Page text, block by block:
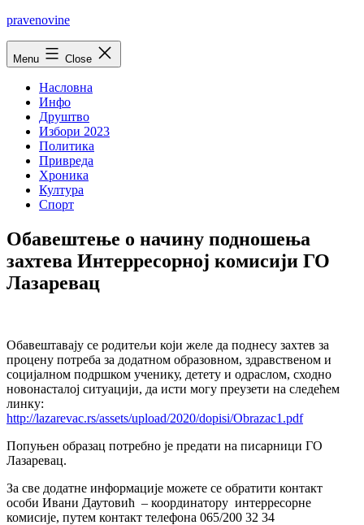
Skip
pravenovine
Menu Close
Насловна
Инфо
Друштво
Избори 2023
Политика
Привреда
Хроника
Култура
Спорт
Обавештење о начину подношења
захтева Интерресорној комисији ГО
Лазаревац
Обавештавају се родитељи који желе да поднесу захтев за
процену потреба за додатном образовном, здравственом и
социјалном подршком ученику, детету и одраслом, сходно
новонасталој ситуацији, да исти могу преузети на следећем
линку:
http://lazarevac.rs/assets/upload/2020/dopisi/Obrazac1.pdf
Попуњен образац потребно је предати на писарници ГО
Лазаревац.
За све додатне информације можете се обратити контакт
особи Ивани Даутовић – координатору интерресорне
комисије, путем контакт телефона 065/200 32 34